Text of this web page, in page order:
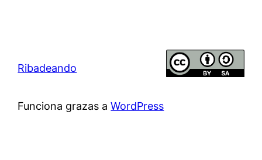
Ribadeando
Funciona grazas aWordPress